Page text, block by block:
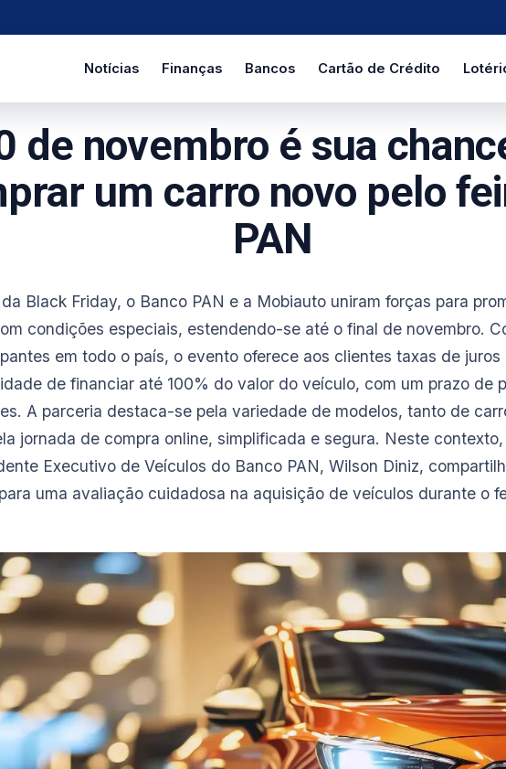
Notícias Finanças Bancos Cartão de Crédito
de novembro é sua
um carro novo pelo
PAN
Black Friday, o Banco PAN e a Mobiauto uniram forças para
condições especiais, estendendo-se até o final de novembro.
em todo o país, o evento oferece aos clientes taxas de juros
de financiar até 100% do valor do veículo, com um prazo de
A parceria destaca-se pela variedade de modelos, tanto de
jornada de compra online, simplificada e segura. Neste
Executivo de Veículos do Banco PAN, Wilson Diniz,
uma avaliação cuidadosa na aquisição de veículos durante o